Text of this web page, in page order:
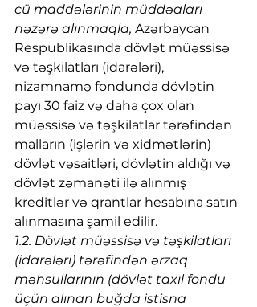
cü maddələrinin müddəaları
nəzərə alınmaqla, Azərbaycan
Respublikasında dövlət müəssisə
və təşkilatları (idarələri),
nizamnamə fondunda dövlətin
payı 30 faiz və daha çox olan
müəssisə və təşkilatlar tərəfindən
malların (işlərin və xidmətlərin)
dövlət vəsaitləri, dövlətin aldığı və
dövlət zəmanəti ilə alınmış
kreditlər və qrantlar hesabına satın
alınmasına şamil edilir.
1.2. Dövlət müəssisə və təşkilatları
(idarələri) tərəfindən ərzaq
məhsullarının (dövlət taxıl fondu
üçün alınan buğda istisna